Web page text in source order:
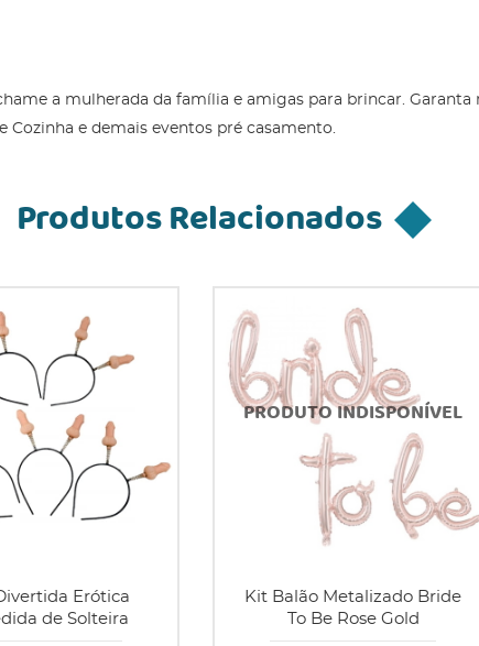
a mulherada da família e amigas para brincar.
Cozinha e demais eventos pré casamento.
Produtos Relacionados
Erótica
de Solteira
Kit Balão Metalizado Bride
To Be Rose Gold